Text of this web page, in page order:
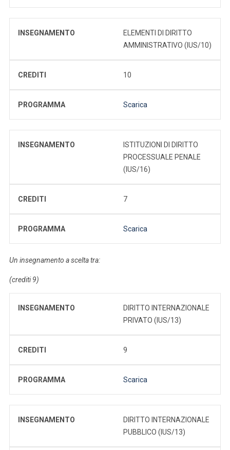
INSEGNAMENTO
ELEMENTI DI DIRITTO
AMMINISTRATIVO (IUS/10)
CREDITI 10
PROGRAMMA Scarica
INSEGNAMENTO
ISTITUZIONI DI DIRITTO
PROCESSUALE PENALE
(IUS/16)
CREDITI 7
PROGRAMMA Scarica
Un insegnamento a scelta tra:
(crediti 9)
INSEGNAMENTO
DIRITTO INTERNAZIONALE
PRIVATO (IUS/13)
CREDITI 9
PROGRAMMA Scarica
INSEGNAMENTO
DIRITTO INTERNAZIONALE
PUBBLICO (IUS/13)